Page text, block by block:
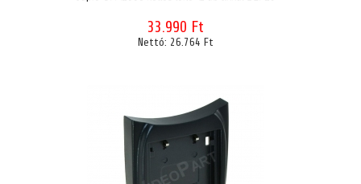
33.990 Ft
Nettó: 26.764 Ft